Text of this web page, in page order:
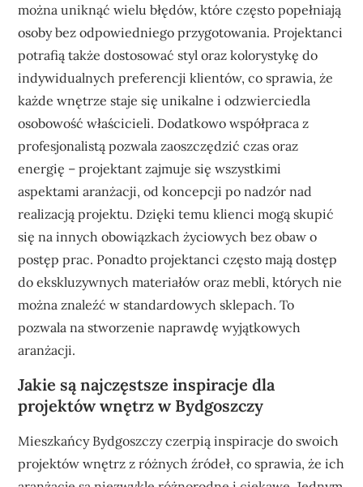
można uniknąć wielu błędów, które często popełniają
osoby bez odpowiedniego przygotowania. Projektanci
potrafią także dostosować styl oraz kolorystykę do
indywidualnych preferencji klientów, co sprawia, że
każde wnętrze staje się unikalne i odzwierciedla
osobowość właścicieli. Dodatkowo współpraca z
profesjonalistą pozwala zaoszczędzić czas oraz
energię – projektant zajmuje się wszystkimi
aspektami aranżacji, od koncepcji po nadzór nad
realizacją projektu. Dzięki temu klienci mogą skupić
się na innych obowiązkach życiowych bez obaw o
postęp prac. Ponadto projektanci często mają dostęp
do ekskluzywnych materiałów oraz mebli, których nie
można znaleźć w standardowych sklepach. To
pozwala na stworzenie naprawdę wyjątkowych
aranżacji.
Jakie są najczęstsze inspiracje dla
projektów wnętrz w Bydgoszczy
Mieszkańcy Bydgoszczy czerpią inspiracje do swoich
projektów wnętrz z różnych źródeł, co sprawia, że ich